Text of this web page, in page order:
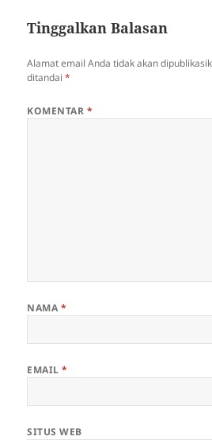
Tinggalkan Balasan
Alamat email Anda tidak akan
ditandai*
KOMENTAR *
NAMA *
EMAIL*
SITUS WEB